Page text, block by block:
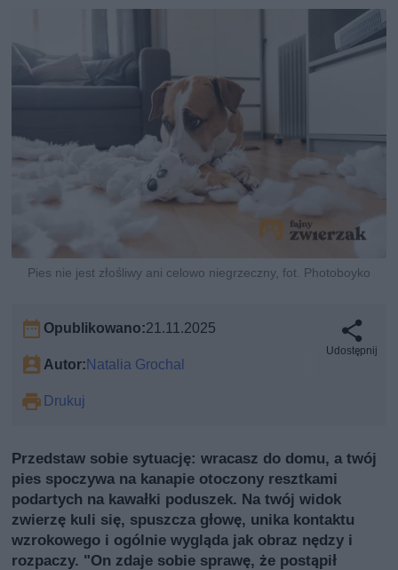
Pies nie jest złośliwy ani celowo niegrzeczny, fot. Photoboyko
Opublikowano:21.11.2025
Autor:Natalia Grochal
Drukuj
Udostępnij
Przedstaw sobie sytuację: wracasz do domu, a twój
pies spoczywa na kanapie otoczony resztkami
podartych na kawałki poduszek. Na twój widok
zwierzę kuli się, spuszcza głowę, unika kontaktu
wzrokowego i ogólnie wygląda jak obraz nędzy i
rozpaczy. "On zdaje sobie sprawę, że postąpił